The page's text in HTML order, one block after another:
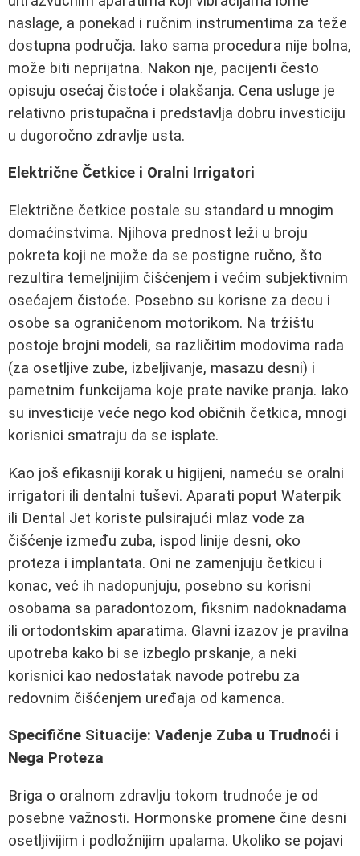
naslage, a ponekad i ručnim instrumentima za teže
dostupna područja. Iako sama procedura nije bolna,
može biti neprijatna. Nakon nje, pacijenti često
opisuju osećaj čistoće i olakšanja. Cena usluge je
relativno pristupačna i predstavlja dobru investiciju
u dugoročno zdravlje usta.
Električne Četkice i Oralni Irrigatori
Električne četkice postale su standard u mnogim
domaćinstvima. Njihova prednost leži u broju
pokreta koji ne može da se postigne ručno, što
rezultira temeljnijim čišćenjem i većim subjektivnim
osećajem čistoće. Posebno su korisne za decu i
osobe sa ograničenom motorikom. Na tržištu
postoje brojni modeli, sa različitim modovima rada
(za osetljive zube, izbeljivanje, masazu desni) i
pametnim funkcijama koje prate navike pranja. Iako
su investicije veće nego kod običnih četkica, mnogi
korisnici smatraju da se isplate.
Kao još efikasniji korak u higijeni, nameću se oralni
irrigatori ili dentalni tuševi. Aparati poput Waterpik
ili Dental Jet koriste pulsirajući mlaz vode za
čišćenje između zuba, ispod linije desni, oko
proteza i implantata. Oni ne zamenjuju četkicu i
konac, već ih nadopunjuju, posebno su korisni
osobama sa paradontozom, fiksnim nadoknadama
ili ortodontskim aparatima. Glavni izazov je pravilna
upotreba kako bi se izbeglo prskanje, a neki
korisnici kao nedostatak navode potrebu za
redovnim čišćenjem uređaja od kamenca.
Specifične Situacije: Vađenje Zuba u Trudnoći i
Negа Proteza
Briga o oralnom zdravlju tokom trudnoće je od
posebne važnosti. Hormonske promene čine desni
osetljivijim i podložnijim upalama. Ukoliko se pojavi